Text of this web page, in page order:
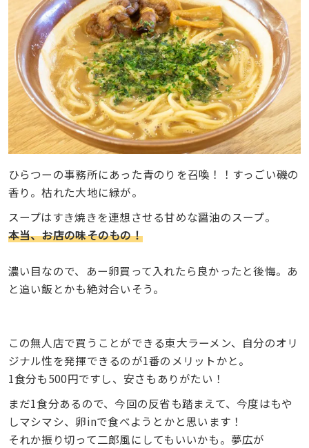
ひらつーの事務所にあった青のりを召喚！！すっごい磯の
香り。枯れた大地に緑が。
スープはすき焼きを連想させる甘めな醤油のスープ。
本当、お店の味そのもの！
濃い目なので、あー卵買って入れたら良かったと後悔。あ
と追い飯とかも絶対合いそう。
この無人店で買うことができる東大ラーメン、自分のオリ
ジナル性を発揮できるのが1番のメリットかと。
1食分も500円ですし、安さもありがたい！
まだ1食分あるので、今回の反省も踏まえて、今度はもや
しマシマシ、卵inで食べようとかと思います！
それか振り切って二郎風にしてもいいかも。夢広が